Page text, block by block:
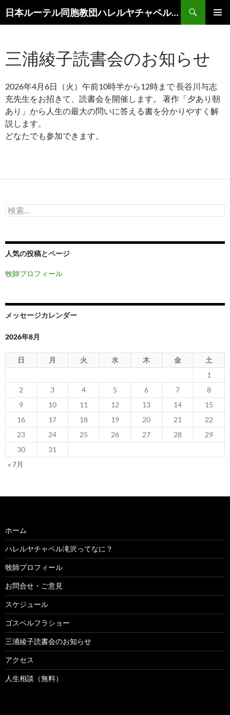
ン
ツ
へ
キ
ッ
プ
日本ルーテル同胞教団ハレルヤチャペル滝沢
索
三浦綾子読書会のお知らせ
2026年4月6日（火）午前10時半から12時まで 長谷川与志
充先生をお招きて、読書会を開催します。 著作「夕あり朝
あり」から人生の最大の問いに答える書を分かりやすく解
説します。
どなたでも参加できます。
検
索:
人気の投稿とページ
牧師プロフィール
メッセージカレンダー
2026年8月
日 月 火 水 木 金
土
1
2
3 4 5 6 7
8
9
10 11 12 13 14
15
16
17 18 19 20 21
22
23
24 25 26 27 28
29
30
31
« 7月
ホーム
ハレルヤチャペル滝沢ってなに？
牧師プロフィール
お問合せ・ご意見
スケジュール
ゴスペルフラショー
三浦綾子読書会のお知らせ
アクセス
人生相談（無料）